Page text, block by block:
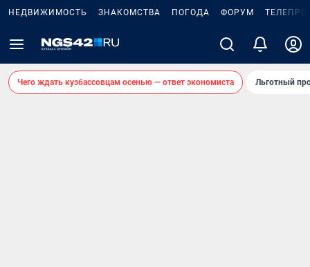
НЕДВИЖИМОСТЬ ЗНАКОМСТВА ПОГОДА ФОРУМ
Чего ждать кузбассовцам осенью — ответ экономиста Льготный